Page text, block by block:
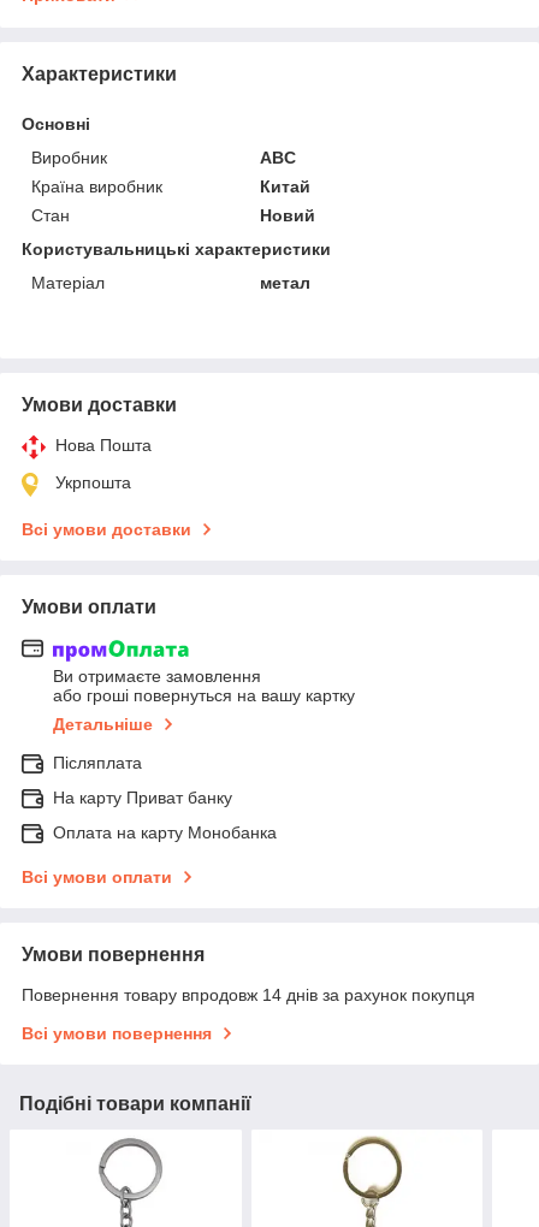
Характеристики
Основні
Виробник
ABC
Країна виробник
Китай
Стан
Новий
Користувальницькі характеристики
Матеріал
метал
Умови доставки
Нова Пошта
Укрпошта
Всі умови доставки
Умови оплати
Ви отримаєте замовлення
або гроші повернуться на вашу картку
Детальніше
Післяплата
На карту Приват банку
Оплата на карту Монобанка
Всі умови оплати
Умови повернення
Повернення товару впродовж 14 днів за рахунок покупця
Всі умови повернення
Подібні товари компанії